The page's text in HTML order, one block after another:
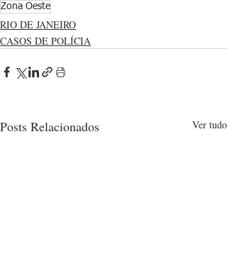
Zona Oeste
RIO DE JANEIRO
CASOS DE POLÍCIA
Posts Relacionados Ver tudo